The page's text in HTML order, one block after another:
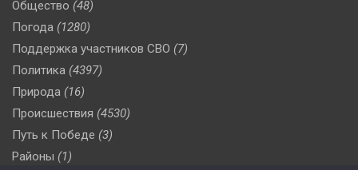
Общество (48)
Погода (1280)
Поддержка участников СВО (7)
Политика (4397)
Природа (16)
Происшествия (4530)
Путь к Победе (3)
Районы (1)